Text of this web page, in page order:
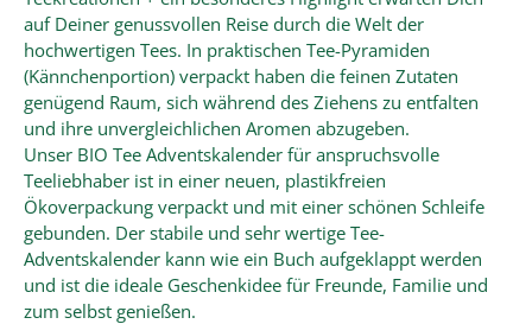
auf Deiner genussvollen Reise durch die Welt der
hochwertigen Tees. In praktischen Tee-Pyramiden
(Kännchenportion) verpackt haben die feinen Zutaten
genügend Raum, sich während des Ziehens zu entfalten
und ihre unvergleichlichen Aromen abzugeben.
Unser BIO Tee Adventskalender für anspruchsvolle
Teeliebhaber ist in einer neuen, plastikfreien
Ökoverpackung verpackt und mit einer schönen Schleife
gebunden. Der stabile und sehr wertige Tee-
Adventskalender kann wie ein Buch aufgeklappt werden
und ist die ideale Geschenkidee für Freunde, Familie und
zum selbst genießen.